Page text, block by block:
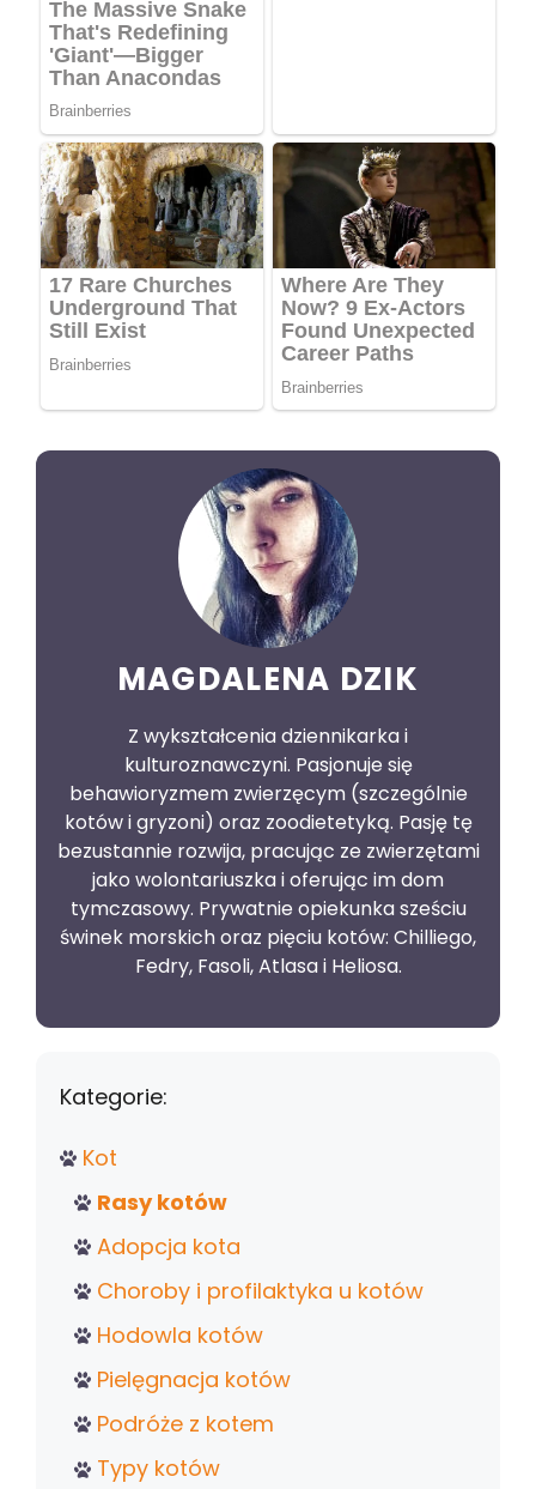
MAGDALENA DZIK
Z wykształcenia dziennikarka i
kulturoznawczyni. Pasjonuje się
behawioryzmem zwierzęcym (szczególnie
kotów i gryzoni) oraz zoodietetyką. Pasję tę
bezustannie rozwija, pracując ze zwierzętami
jako wolontariuszka i oferując im dom
tymczasowy. Prywatnie opiekunka sześciu
świnek morskich oraz pięciu kotów: Chilliego,
Fedry, Fasoli, Atlasa i Heliosa.
Kategorie:
Kot
Rasy kotów
Adopcja kota
Choroby i profilaktyka u kotów
Hodowla kotów
Pielęgnacja kotów
Podróże z kotem
Typy kotów